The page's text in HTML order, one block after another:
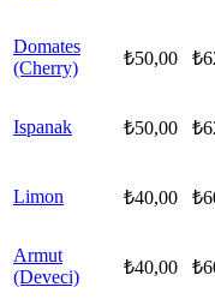
Domates
(Cherry)
₺50,00 ₺
Ispanak ₺50,00 ₺
Limon ₺40,00 ₺
Armut
(Deveci)
₺40,00 ₺